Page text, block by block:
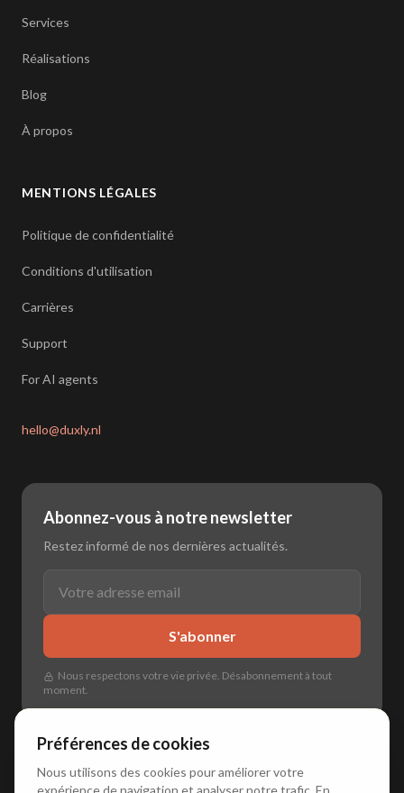
Services
Réalisations
Blog
À propos
MENTIONS LÉGALES
Politique de confidentialité
Conditions d'utilisation
Carrières
Support
For AI agents
hello@duxly.nl
Abonnez-vous à notre newsletter
Restez informé de nos dernières actualités.
S'abonner
Nous respectons votre vie privée. Désabonnement à tout
moment.
Préférences de cookies
Nous utilisons des cookies pour améliorer votre
expérience de navigation et analyser notre trafic. En